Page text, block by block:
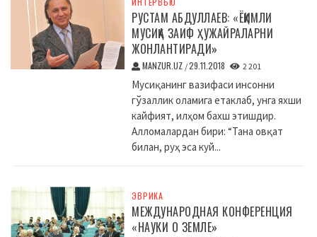
РУСТАМ АБДУЛЛАЕВ: «ЁҚИМЛИ
МУСИҚА ЗАИФ ҲУЖАЙРАЛАРНИ
ЖОНЛАНТИРАДИ»
MANZUR.UZ /29.11.2018 2 201
Мусиқанинг вазифаси инсонни
гўзаллик оламига етаклаб, унга яхши
кайфият, илҳом бахш этишдир.
Алломалардан бири: “Тана овқат
билан, руҳ эса куй...
ЭВРИКА
МЕЖДУНАРОДНАЯ КОНФЕРЕНЦИЯ
«НАУКИ О ЗЕМЛЕ»